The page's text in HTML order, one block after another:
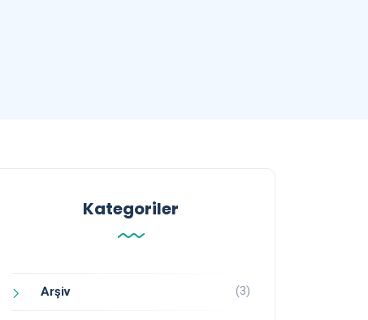
Kategoriler
Arşiv (3)